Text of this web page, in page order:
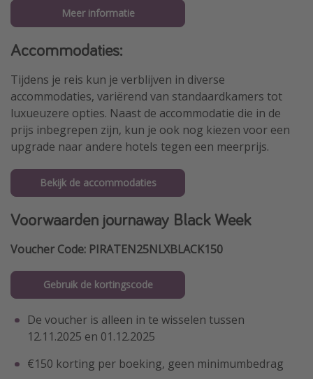
Meer informatie
Accommodaties:
Tijdens je reis kun je verblijven in diverse
accommodaties, variërend van standaardkamers tot
luxueuzere opties. Naast de accommodatie die in de
prijs inbegrepen zijn, kun je ook nog kiezen voor een
upgrade naar andere hotels tegen een meerprijs.
Bekijk de accommodaties
Voorwaarden journaway Black Week
Voucher Code: PIRATEN25NLXBLACK150
Gebruik de kortingscode
De voucher is alleen in te wisselen tussen
12.11.2025 en 01.12.2025
€150 korting per boeking, geen minimumbedrag